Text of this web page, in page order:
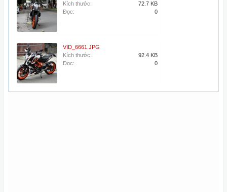
Kích thước:
72.7 KB
Đọc:
0
VID_6661.JPG
Kích thước:
92.4 KB
Đọc:
0